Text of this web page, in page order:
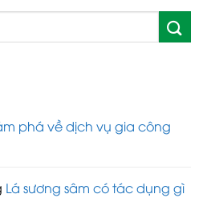
phá về dịch vụ gia công
Lá sương sâm có tác dụng gì